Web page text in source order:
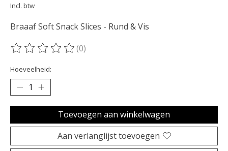
Incl. btw
Braaaf Soft Snack Slices - Rund & Vis
De beoordeling van dit product is
(0)
Hoeveelheid:
Toevoegen aan winkelwagen
Aan verlanglijst toevoegen